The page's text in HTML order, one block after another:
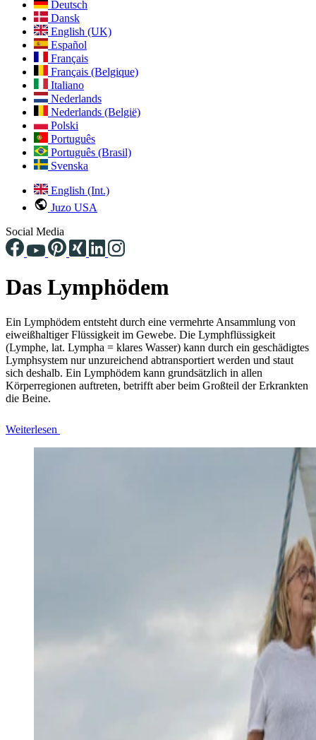
Deutsch
Dansk
English (UK)
Español
Français
Français (Belgique)
Italiano
Nederlands
Nederlands (België)
Polski
Português
Português (Brasil)
Svenska
English (Int.)
Juzo USA
Social Media
Das Lymphödem
Ein Lymphödem entsteht durch eine vermehrte Ansammlung von
eiweißhaltiger Flüssigkeit im Gewebe. Die Lymphflüssigkeit
(Lymphe, lat. Lympha = klares Wasser) kann durch ein geschädigtes
Lymphsystem nur unzureichend abtransportiert werden und staut
sich deshalb. Ein Lymphödem kann grundsätzlich in allen
Körperregionen auftreten, betrifft aber beim Großteil der Erkrankten
die Beine.
Weiterlesen